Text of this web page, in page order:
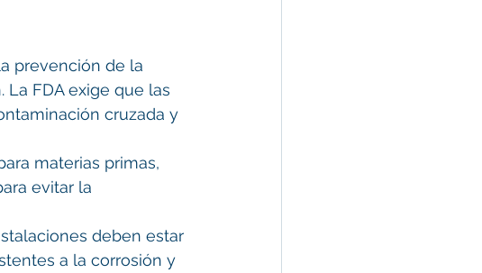
prevención de la
FDA exige que las
cruzada y
materias primas,
evitar la
deben estar
a la corrosión y